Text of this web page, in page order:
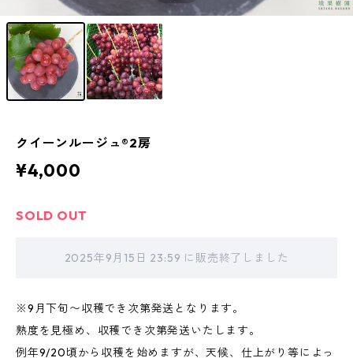
クイーンルージュ®2房
¥4,000
SOLD OUT
2025年9月15日 23:59 に販売終了しました
※9月下旬〜収穫でき次第発送となります。
熟度を見極め、収穫でき次第発送いたします。
例年9/20頃から収穫を始めますが、天候、仕上がり等によっ